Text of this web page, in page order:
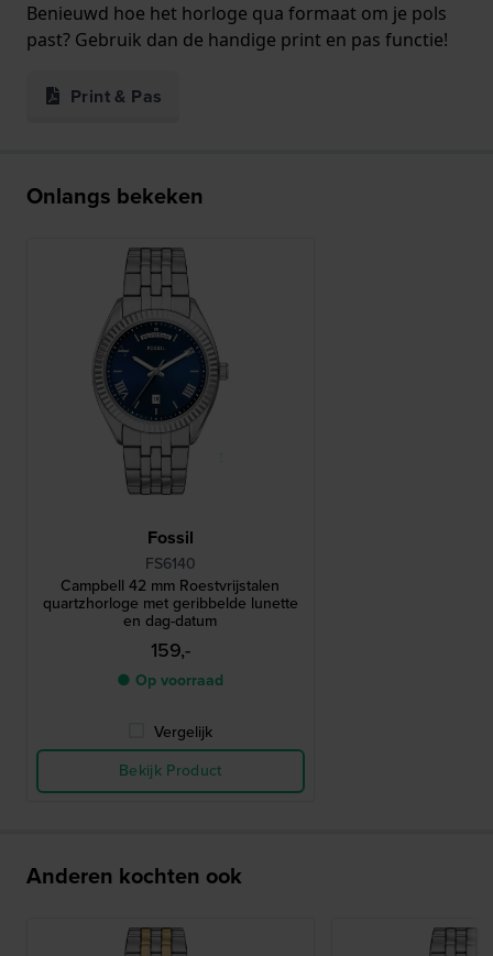
Benieuwd hoe het horloge qua formaat om je pols
past? Gebruik dan de handige print en pas functie!
Print & Pas
Onlangs bekeken
Fossil
FS6140
Campbell 42 mm Roestvrijstalen
quartzhorloge met geribbelde lunette
en dag-datum
159,-
● Op voorraad
Vergelijk
Bekijk Product
Anderen kochten ook